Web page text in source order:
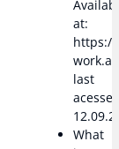
at:
https://
last
What